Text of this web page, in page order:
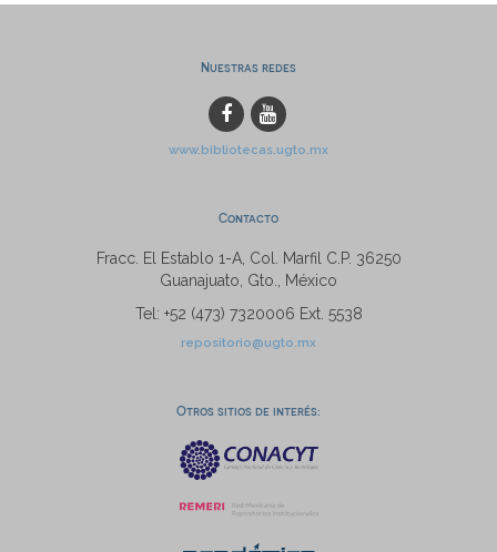
Nuestras redes
www.bibliotecas.ugto.mx
Contacto
Fracc. El Establo 1-A, Col. Marfil C.P. 36250
Guanajuato, Gto., México
Tel: +52 (473) 7320006 Ext. 5538
repositorio@ugto.mx
Otros sitios de interés: